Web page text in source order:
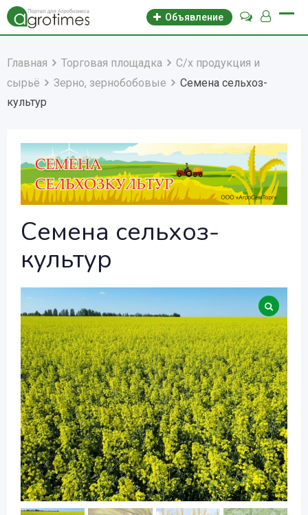
Объявление
Главная Торговая площадка
С/х продукция и
сырьё
Зерно, зернобобовые
Семена сельхоз-
культур
Семена сельхоз-
культур